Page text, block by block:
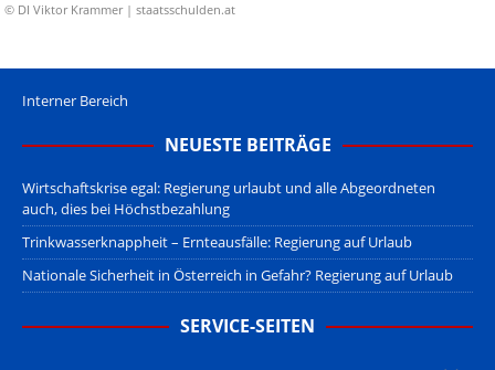
© DI Viktor Krammer | staatsschulden.at
Interner Bereich
NEUESTE BEITRÄGE
Wirtschaftskrise egal: Regierung urlaubt und alle Abgeordneten
auch, dies bei Höchstbezahlung
Trinkwasserknappheit – Ernteausfälle: Regierung auf Urlaub
Nationale Sicherheit in Österreich in Gefahr? Regierung auf Urlaub
SERVICE-SEITEN